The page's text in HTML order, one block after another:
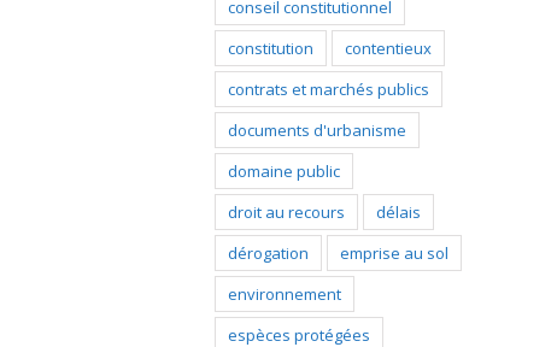
conseil constitutionnel
constitution
contentieux
contrats et marchés publics
documents d'urbanisme
domaine public
droit au recours
délais
dérogation
emprise au sol
environnement
espèces protégées